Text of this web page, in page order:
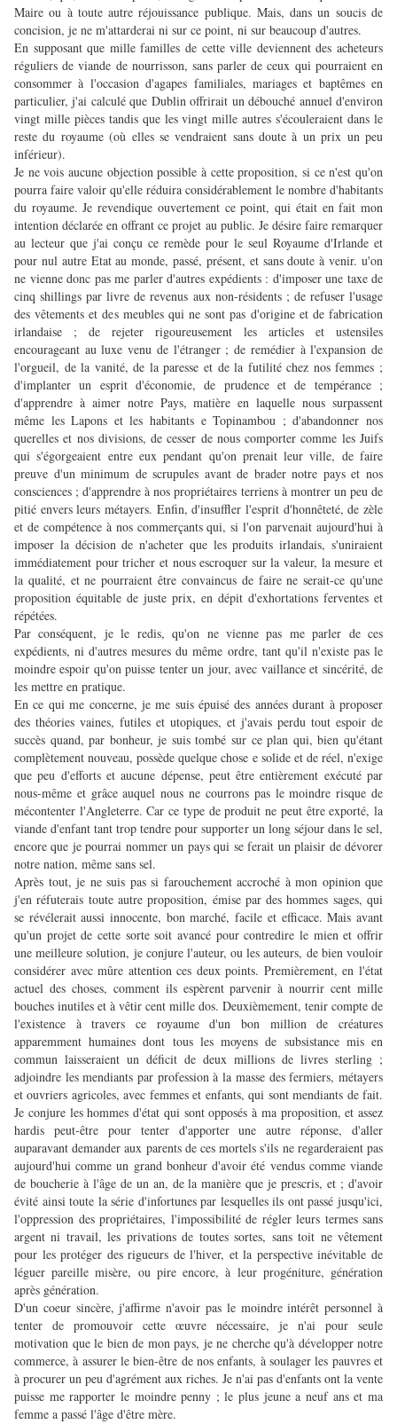
Maire ou à toute autre réjouissance publique. Mais, dans un soucis de
concision, je ne m'attarderai ni sur ce point, ni sur beaucoup d'autres.
En supposant que mille familles de cette ville deviennent des acheteurs
réguliers de viande de nourrisson, sans parler de ceux qui pourraient en
consommer à l'occasion d'agapes familiales, mariages et baptêmes en
particulier, j'ai calculé que Dublin offrirait un débouché annuel d'environ
vingt mille pièces tandis que les vingt mille autres s'écouleraient dans le
reste du royaume (où elles se vendraient sans doute à un prix un peu
inférieur).
Je ne vois aucune objection possible à cette proposition, si ce n'est qu'on
pourra faire valoir qu'elle réduira considérablement le nombre d'habitants
du royaume. Je revendique ouvertement ce point, qui était en fait mon
intention déclarée en offrant ce projet au public. Je désire faire remarquer
au lecteur que j'ai conçu ce remède pour le seul Royaume d'Irlande et
pour nul autre Etat au monde, passé, présent, et sans doute à venir. u'on
ne vienne donc pas me parler d'autres expédients : d'imposer une taxe de
cinq shillings par livre de revenus aux non-résidents ; de refuser l'usage
des vêtements et des meubles qui ne sont pas d'origine et de fabrication
irlandaise ; de rejeter rigoureusement les articles et ustensiles
encourageant au luxe venu de l'étranger ; de remédier à l'expansion de
l'orgueil, de la vanité, de la paresse et de la futilité chez nos femmes ;
d'implanter un esprit d'économie, de prudence et de tempérance ;
d'apprendre à aimer notre Pays, matière en laquelle nous surpassent
même les Lapons et les habitants e Topinambou ; d'abandonner nos
querelles et nos divisions, de cesser de nous comporter comme les Juifs
qui s'égorgeaient entre eux pendant qu'on prenait leur ville, de faire
preuve d'un minimum de scrupules avant de brader notre pays et nos
consciences ; d'apprendre à nos propriétaires terriens à montrer un peu de
pitié envers leurs métayers. Enfin, d'insuffler l'esprit d'honnêteté, de zèle
et de compétence à nos commerçants qui, si l'on parvenait aujourd'hui à
imposer la décision de n'acheter que les produits irlandais, s'uniraient
immédiatement pour tricher et nous escroquer sur la valeur, la mesure et
la qualité, et ne pourraient être convaincus de faire ne serait-ce qu'une
proposition équitable de juste prix, en dépit d'exhortations ferventes et
répétées.
Par conséquent, je le redis, qu'on ne vienne pas me parler de ces
expédients, ni d'autres mesures du même ordre, tant qu'il n'existe pas le
moindre espoir qu'on puisse tenter un jour, avec vaillance et sincérité, de
les mettre en pratique.
En ce qui me concerne, je me suis épuisé des années durant à proposer
des théories vaines, futiles et utopiques, et j'avais perdu tout espoir de
succès quand, par bonheur, je suis tombé sur ce plan qui, bien qu'étant
complètement nouveau, possède quelque chose e solide et de réel, n'exige
que peu d'efforts et aucune dépense, peut être entièrement exécuté par
nous-même et grâce auquel nous ne courrons pas le moindre risque de
mécontenter l'Angleterre. Car ce type de produit ne peut être exporté, la
viande d'enfant tant trop tendre pour supporter un long séjour dans le sel,
encore que je pourrai nommer un pays qui se ferait un plaisir de dévorer
notre nation, même sans sel.
Après tout, je ne suis pas si farouchement accroché à mon opinion que
j'en réfuterais toute autre proposition, émise par des hommes sages, qui
se révélerait aussi innocente, bon marché, facile et efficace. Mais avant
qu'un projet de cette sorte soit avancé pour contredire le mien et offrir
une meilleure solution, je conjure l'auteur, ou les auteurs, de bien vouloir
considérer avec mûre attention ces deux points. Premièrement, en l'état
actuel des choses, comment ils espèrent parvenir à nourrir cent mille
bouches inutiles et à vêtir cent mille dos. Deuxièmement, tenir compte de
l'existence à travers ce royaume d'un bon million de créatures
apparemment humaines dont tous les moyens de subsistance mis en
commun laisseraient un déficit de deux millions de livres sterling ;
adjoindre les mendiants par profession à la masse des fermiers, métayers
et ouvriers agricoles, avec femmes et enfants, qui sont mendiants de fait.
Je conjure les hommes d'état qui sont opposés à ma proposition, et assez
hardis peut-être pour tenter d'apporter une autre réponse, d'aller
auparavant demander aux parents de ces mortels s'ils ne regarderaient pas
aujourd'hui comme un grand bonheur d'avoir été vendus comme viande
de boucherie à l'âge de un an, de la manière que je prescris, et ; d'avoir
évité ainsi toute la série d'infortunes par lesquelles ils ont passé jusqu'ici,
l'oppression des propriétaires, l'impossibilité de régler leurs termes sans
argent ni travail, les privations de toutes sortes, sans toit ne vêtement
pour les protéger des rigueurs de l'hiver, et la perspective inévitable de
léguer pareille misère, ou pire encore, à leur progéniture, génération
après génération.
D'un coeur sincère, j'affirme n'avoir pas le moindre intérêt personnel à
tenter de promouvoir cette œuvre nécessaire, je n'ai pour seule
motivation que le bien de mon pays, je ne cherche qu'à développer notre
commerce, à assurer le bien-être de nos enfants, à soulager les pauvres et
à procurer un peu d'agrément aux riches. Je n'ai pas d'enfants ont la vente
puisse me rapporter le moindre penny ; le plus jeune a neuf ans et ma
femme a passé l'âge d'être mère.